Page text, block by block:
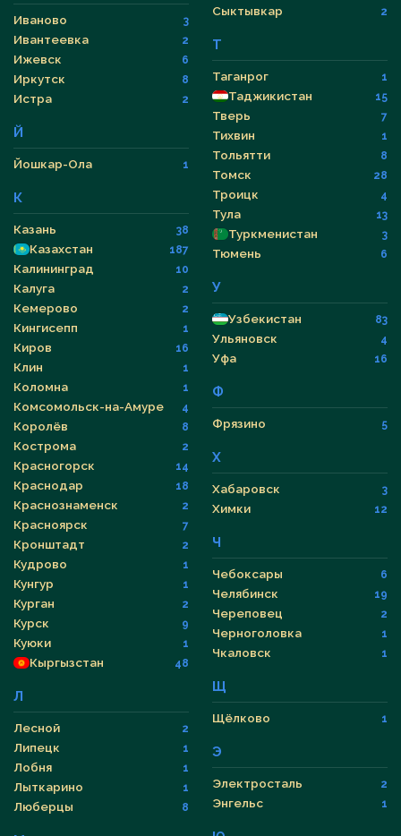
Иваново 3
Ивантеевка 2
Ижевск 6
Иркутск 8
Истра 2
Й
Йошкар-Ола 1
К
Казань 38
Казахстан 187
Калининград 10
Калуга 2
Кемерово 2
Кингисепп 1
Киров 16
Клин 1
Коломна 1
Комсомольск-на-Амуре 4
Королёв 8
Кострома 2
Красногорск 14
Краснодар 18
Краснознаменск 2
Красноярск 7
Кронштадт 2
Кудрово 1
Кунгур 1
Курган 2
Курск 9
Куюки 1
Кыргызстан 48
Л
Лесной 2
Липецк 1
Лобня 1
Лыткарино 1
Люберцы 8
Сыктывкар 2
Т
Таганрог 1
Таджикистан 15
Тверь 7
Тихвин 1
Тольятти 8
Томск 28
Троицк 4
Тула 13
Туркменистан 3
Тюмень 6
У
Узбекистан 83
Ульяновск 4
Уфа 16
Ф
Фрязино 5
Х
Хабаровск 3
Химки 12
Ч
Чебоксары 6
Челябинск 19
Череповец 2
Черноголовка 1
Чкаловск 1
Щ
Щёлково 1
Э
Электросталь 2
Энгельс 1